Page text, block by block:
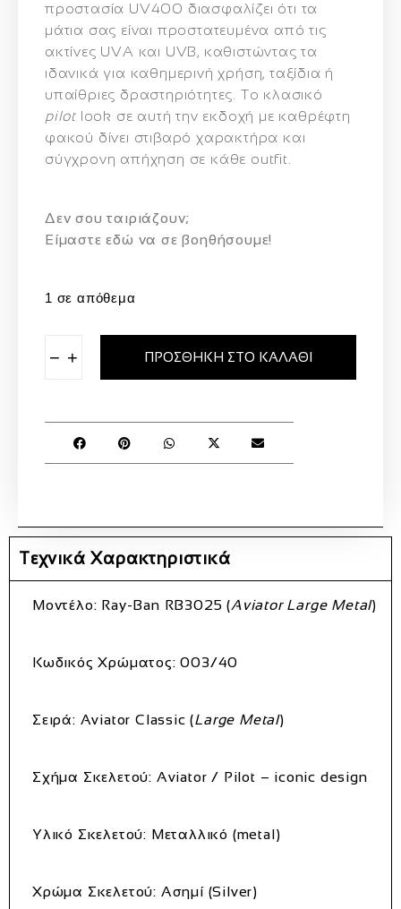
προστασία UV400 διασφαλίζει ότι τα
μάτια σας είναι προστατευμένα από τις
ακτίνες UVA και UVB, καθιστώντας τα
ιδανικά για καθημερινή χρήση, ταξίδια ή
υπαίθριες δραστηριότητες. Το κλασικό
pilotlook σε αυτή την εκδοχή με καθρέφτη
φακού δίνει στιβαρό χαρακτήρα και
σύγχρονη απήχηση σε κάθε outfit.
Δεν σου ταιριάζουν;
Eίμαστε εδώ να σε βοηθήσουμε!
1 σε απόθεμα
− + ΠΡΟΣΘΉΚΗ ΣΤΟ ΚΑΛΆΘΙ
Τεχνικά Χαρακτηριστικά
Μοντέλο: Ray‑Ban RB3025 (Aviator Large Metal)
Κωδικός Χρώματος: 003/40
Σειρά: Aviator Classic (Large Metal)
Σχήμα Σκελετού: Aviator / Pilot – iconic design
Υλικό Σκελετού: Μεταλλικό (metal)
Χρώμα Σκελετού: Ασημί (Silver)